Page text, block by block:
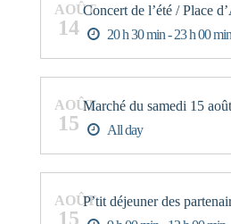
AOÛT
14
Concert de l’été / Place
20 h 30 min - 23 h 00 min
AOÛT
15
Marché du samedi 15
All day
AOÛT
15
P’tit déjeuner des